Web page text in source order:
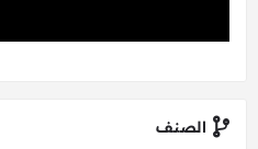
الصنف